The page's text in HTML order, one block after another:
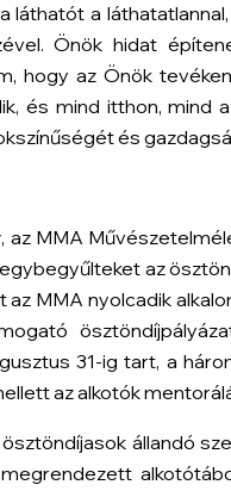
láthatót a
Önök hidat
hogy az Önök
és mind itthon, mind
és
, az MMA
az
MMA nyolcadik
31-ig tart, a
az alkotók
állandó